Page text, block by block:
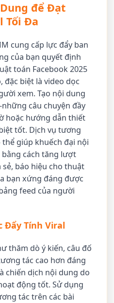
để Đạt
Tối Đa
cung cấp lực đẩy ban
của bạn quyết định
toán Facebook 2025
đặc biệt là video dọc
xem. Tạo nội dung
câu chuyện đầy
hoặc hướng dẫn thiết
tốt. Dịch vụ tương
giúp khuếch đại nội
cách tăng lượt
báo hiệu cho thuật
bạn xứng đáng được
feed của người
Đẩy Tính Viral
thăm dò ý kiến, câu đố
tác cao hơn đáng
chiến dịch nội dung do
động tốt. Sử dụng
tác trên các bài